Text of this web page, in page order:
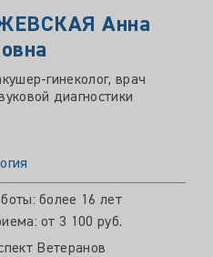
Анна
гинеколог, врач
диагностики
более 16 лет
от 3 100 руб.
Ветеранов